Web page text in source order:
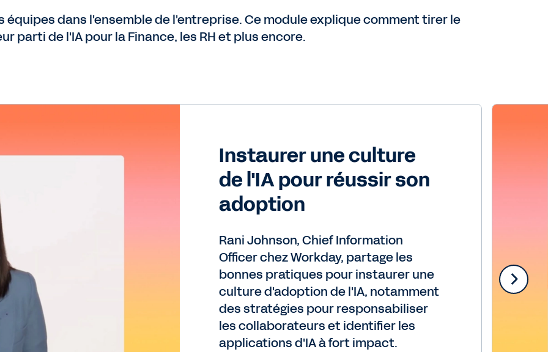
équipes dans l'ensemble de l'entreprise. Ce module explique comment tirer le
parti de l'IA pour la Finance, les RH et plus encore.
Instaurer une culture
de l'IA pour réussir son
adoption
Rani Johnson, Chief Information
Officer chez Workday, partage les
bonnes pratiques pour instaurer une
culture d'adoption de l'IA, notamment
des stratégies pour responsabiliser
les collaborateurs et identifier les
applications d'IA à fort impact.